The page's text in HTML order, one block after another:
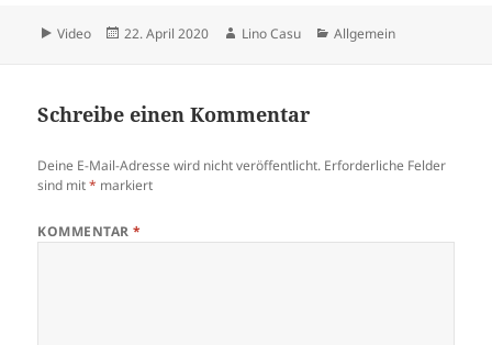
Format
Video
Veröffentlicht
22. April 2020 Autor
Lino Casu Kategorien
Allgemein
Schreibe einen Kommentar
Deine E-Mail-Adresse wird nicht veröffentlicht. Erforderliche Felder
sind mit* markiert
KOMMENTAR*